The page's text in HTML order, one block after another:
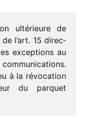
ulté­rieure de
l’art. 15 direc­
excep­tions au
à la révo­ca­tion
du parquet